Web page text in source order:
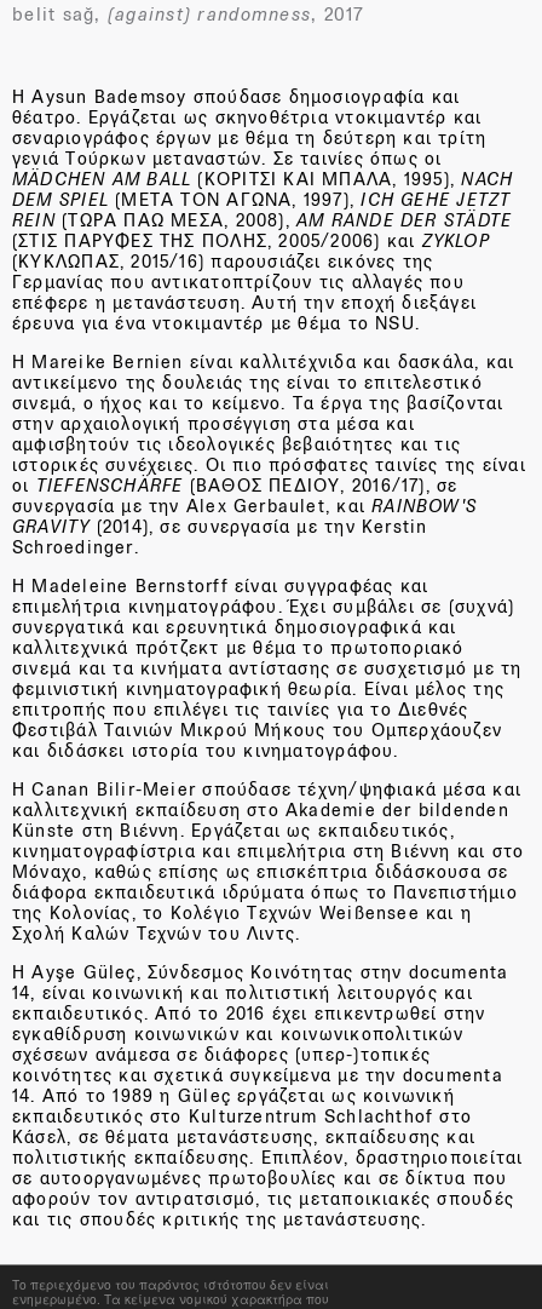
belit sağ, (against) randomness, 2017
H Aysun Bademsoy σπούδασε δημοσιογραφία και
θέατρο. Εργάζεται ως σκηνοθέτρια ντοκιμαντέρ και
σεναριογράφος έργων με θέμα τη δεύτερη και τρίτη
γενιά Τούρκων μεταναστών. Σε ταινίες όπως οι
MÄDCHEN AM BALL (ΚΟΡΙΤΣΙ ΚΑΙ ΜΠΑΛΑ, 1995),NACH
DEM SPIEL (ΜΕΤΑ ΤΟΝ ΑΓΩΝΑ, 1997),ICH GEHE JETZT
REIN(ΤΩΡΑ ΠΑΩ ΜΕΣΑ, 2008),AM RANDE DER STÄDTE
(ΣΤΙΣ ΠΑΡΥΦΕΣ ΤΗΣ ΠΟΛΗΣ, 2005/2006) καιZYKLOP
(ΚΥΚΛΩΠΑΣ, 2015/16) παρουσιάζει εικόνες της
Γερμανίας που αντικατοπτρίζουν τις αλλαγές που
επέφερε η μετανάστευση. Αυτή την εποχή διεξάγει
έρευνα για ένα ντοκιμαντέρ με θέμα το NSU.
Η Mareike Bernien είναι καλλιτέχνιδα και δασκάλα, και
αντικείμενο της δουλειάς της είναι το επιτελεστικό
σινεμά, ο ήχος και το κείμενο. Τα έργα της βασίζονται
στην αρχαιολογική προσέγγιση στα μέσα και
αμφισβητούν τις ιδεολογικές βεβαιότητες και τις
ιστορικές συνέχειες. Οι πιο πρόσφατες ταινίες της είναι
οι TIEFENSCHÄRFE (ΒΑΘΟΣ ΠΕΔΙΟΥ, 2016/17), σε
συνεργασία με την Alex Gerbaulet, καιRAINBOW'S
GRAVITY(2014), σε συνεργασία με την Kerstin
Schroedinger.
Η Madeleine Bernstorff είναι συγγραφέας και
επιμελήτρια κινηματογράφου. Έχει συμβάλει σε (συχνά)
συνεργατικά και ερευνητικά δημοσιογραφικά και
καλλιτεχνικά πρότζεκτ με θέμα το πρωτοποριακό
σινεμά και τα κινήματα αντίστασης σε συσχετισμό με τη
φεμινιστική κινηματογραφική θεωρία. Είναι μέλος της
επιτροπής που επιλέγει τις ταινίες για το Διεθνές
Φεστιβάλ Ταινιών Μικρού Μήκους του Ομπερχάουζεν
και διδάσκει ιστορία του κινηματογράφου.
Η Canan Bilir-Meier σπούδασε τέχνη/ψηφιακά μέσα και
καλλιτεχνική εκπαίδευση στο Akademie der bildenden
Künste στη Βιέννη. Εργάζεται ως εκπαιδευτικός,
κινηματογραφίστρια και επιμελήτρια στη Βιέννη και στο
Μόναχο, καθώς επίσης ως επισκέπτρια διδάσκουσα σε
διάφορα εκπαιδευτικά ιδρύματα όπως το Πανεπιστήμιο
της Κολονίας, το Κολέγιο Τεχνών Weißensee και η
Σχολή Καλών Τεχνών του Λιντς.
Η Ayşe Güleç, Σύνδεσμος Κοινότητας στην documenta
14, είναι κοινωνική και πολιτιστική λειτουργός και
εκπαιδευτικός. Από το 2016 έχει επικεντρωθεί στην
εγκαθίδρυση κοινωνικών και κοινωνικοπολιτικών
σχέσεων ανάμεσα σε διάφορες (υπερ-)τοπικές
κοινότητες και σχετικά συγκείμενα με την documenta
14. Από το 1989 η Güleç εργάζεται ως κοινωνική
εκπαιδευτικός στο Kulturzentrum Schlachthof στο
Κάσελ, σε θέματα μετανάστευσης, εκπαίδευσης και
πολιτιστικής εκπαίδευσης. Επιπλέον, δραστηριοποιείται
σε αυτοοργανωμένες πρωτοβουλίες και σε δίκτυα που
αφορούν τον αντιρατσισμό, τις μεταποικιακές σπουδές
και τις σπουδές κριτικής της μετανάστευσης.
Αναρτήθηκε στην κατηγορίαΠρόγραμμα Δημόσιων
Το περιεχόμενο του παρόντος ιστότοπου δεν είναι
ενημερωμένο. Τα κείμενα νομικού χαρακτήρα που